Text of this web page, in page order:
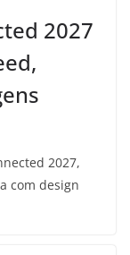
2027
2027,
com design